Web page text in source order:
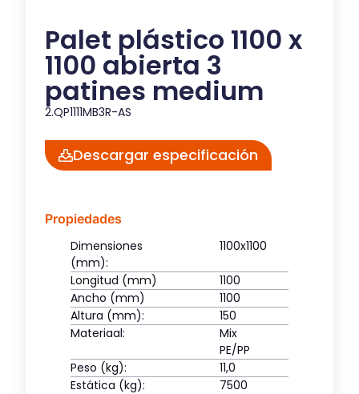
Palet plástico 1100 x
1100 abierta 3
patines medium
2.QP1111MB3R-AS
Descargar especificación
Propiedades
Dimensiones
(mm):
1100x1100
Longitud (mm)
1100
Ancho (mm)
1100
Altura (mm):
150
Materiaal:
Mix
PE/PP
Peso (kg):
11,0
Estática (kg):
7500